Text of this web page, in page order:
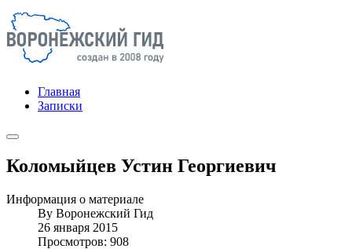
Главная
Записки
Коломыйцев Устин Георгиевич
Информация о материале
By Воронежский Гид
26 января 2015
Просмотров: 908